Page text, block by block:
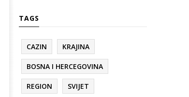
TAGS
CAZIN KRAJINA
BOSNA I HERCEGOVINA
REGION SVIJET